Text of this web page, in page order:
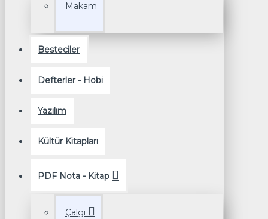
Makam
Besteciler
Defterler - Hobi
Yazılım
Kültür Kitapları
PDF Nota - Kitap
Çalgı